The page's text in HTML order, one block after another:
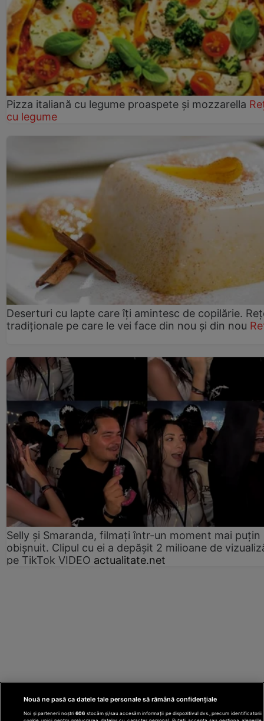
Pizza italiană cu legume proaspete și mozzarella
cu legume
Deserturi cu lapte care îți amintesc de copilărie.
tradiționale pe care le vei face din nou și din nou
Selly și Smaranda, filmați într-un moment mai puțin
obișnuit. Clipul cu ei a depășit 2 milioane de
pe TikTok VIDEO actualitate.net
Nouă ne pasă ca datele tale personale să rămână confidențiale
Noi și partenerii noștri606 stocăm și/sau accesăm informații pe dispozitivul dvs., precum identificatorii